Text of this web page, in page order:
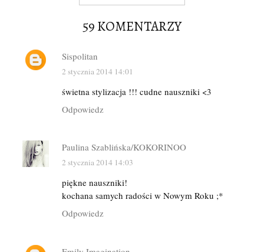
59 KOMENTARZY
Sispolitan
2 stycznia 2014 14:01
świetna stylizacja !!! cudne nauszniki <3
Odpowiedz
Paulina Szablińska/KOKORINOO
2 stycznia 2014 14:03
piękne nauszniki!
kochana samych radości w Nowym Roku ;*
Odpowiedz